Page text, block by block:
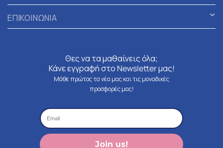
ΕΠΙΚΟΙΝΩΝΙΑ
Θες να τα μαθαίνεις όλα;
Κάνε εγγραφή στο Newsletter μας!
Μάθε πρώτος τα νέα μας και τις μοναδικές
προσφορές μας!
Join us!